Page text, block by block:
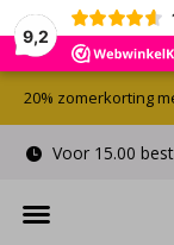
9,2
Voor 15.00
20% zomerkorting